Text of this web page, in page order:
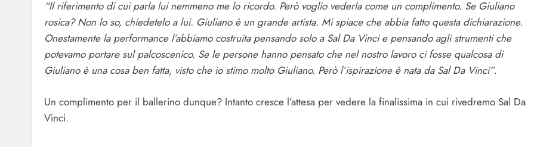
“Il riferimento di cui parla lui nemmeno me lo ricordo. Però voglio vederla come un complimento. Se Giuliano
rosica? Non lo so, chiedetelo a lui. Giuliano è un grande artista. Mi spiace che abbia fatto questa dichiarazione.
Onestamente la performance l’abbiamo costruita pensando solo a Sal Da Vinci e pensando agli strumenti che
potevamo portare sul palcoscenico. Se le persone hanno pensato che nel nostro lavoro ci fosse qualcosa di
Giuliano è una cosa ben fatta, visto che io stimo molto Giuliano. Però l’ispirazione è nata da Sal Da Vinci”.
Un complimento per il ballerino dunque? Intanto cresce l’attesa per vedere la finalissima in cui rivedremo Sal Da
Vinci.